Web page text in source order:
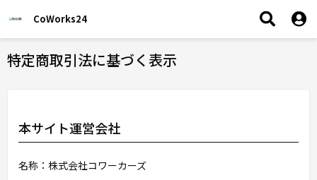
CoWorks24
特定商取引法に基づく表示
本サイト運営会社
名称：株式会社コワーカーズ